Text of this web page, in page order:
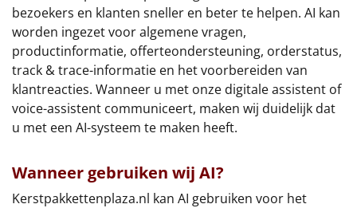
€55 tot €75
€75 tot €100
€100 en hoger
Alle kerstpakketten 2026
Origineel
bezoekers en klanten sneller en beter te helpen. AI kan
worden ingezet voor algemene vragen,
productinformatie, offerteondersteuning, orderstatus,
track & trace-informatie en het voorbereiden van
klantreacties. Wanneer u met onze digitale assistent of
voice-assistent communiceert, maken wij duidelijk dat
u met een AI-systeem te maken heeft.
Wanneer gebruiken wij AI?
Kerstpakkettenplaza.nl kan AI gebruiken voor het